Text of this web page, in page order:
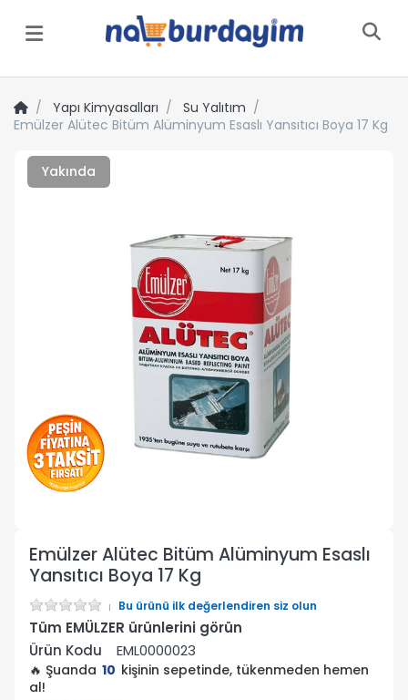
Menü
Yapı Kimyasalları
Su Yalıtım
Emülzer Alütec Bitüm Alüminyum Esaslı Yansıtıcı Boya 17 Kg
Yakında
Emülzer Alütec Bitüm Alüminyum Esaslı
Yansıtıcı Boya 17 Kg
Bu ürünü ilk değerlendiren siz olun
Tüm EMÜLZER ürünlerini görün
Ürün Kodu
EML0000023
🔥 Şuanda 10 kişinin sepetinde, tükenmeden hemen
al!